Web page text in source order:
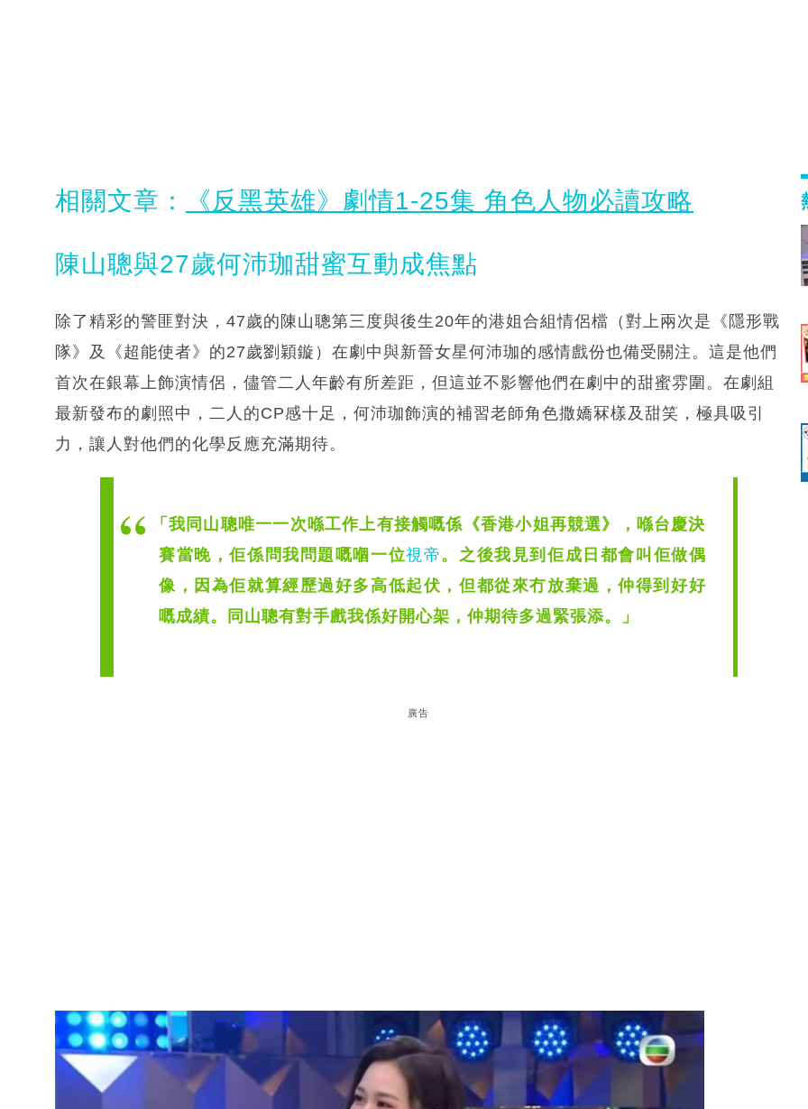
相關文章： 《反黑英雄》劇情1-25集 角色人物必讀攻略
陳山聰與27歲何沛珈甜蜜互動成焦點
除了精彩的警匪對決，47歲的陳山聰第三度與後生20年的港姐合組情侶檔（對上兩次是《隱形戰
隊》及《超能使者》的27歲劉穎鏇）在劇中與新晉女星何沛珈的感情戲份也備受關注。這是他們
首次在銀幕上飾演情侶，儘管二人年齡有所差距，但這並不影響他們在劇中的甜蜜雰圍。在劇組
最新發布的劇照中，二人的CP感十足，何沛珈飾演的補習老師角色撒嬌冧樣及甜笑，極具吸引
力，讓人對他們的化學反應充滿期待。
「我同山聰唯一一次喺工作上有接觸嘅係《香港小姐再競選》，喺台慶決
賽當晚，佢係問我問題嘅嗰一位視帝 。之後我見到佢成日都會叫佢做偶
像，因為佢就算經歷過好多高低起伏，但都從來冇放棄過，仲得到好好
嘅成績。同山聰有對手戲我係好開心架，仲期待多過緊張添。」
廣告